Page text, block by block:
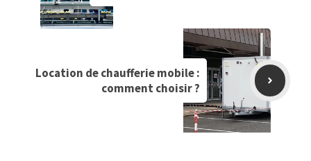
Location de chaufferie mobile :
comment choisir ?